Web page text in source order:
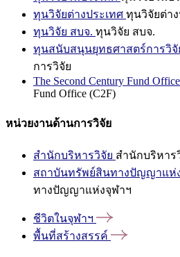
ทุนวิจัยต่างประเทศ ทุนวิจัยต่า
ทุนวิจัย สบจ. ทุนวิจัย สบจ.
ทุนสนับสนุนยุทธศาสตร์การวิจั
การวิจัย
The Second Century Fund
Fund Office (C2F)
หน่วยงานด้านการวิจัย
สำนักบริหารวิจัย สำนักบริหาร
สถาบันทรัพย์สินทางปัญญาแห่
ทางปัญญาแห่งจุฬาฯ
ชีวิตในจุฬาฯ
พื้นที่สร้างสรรค์